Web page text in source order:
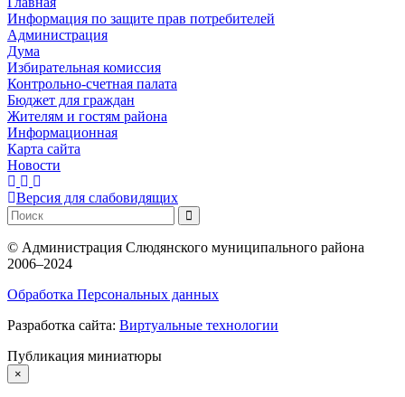
Информация по защите прав потребителей
Администрация
Дума
Избирательная комиссия
Контрольно-счетная палата
Бюджет для граждан
Жителям и гостям района
Информационная
Карта сайта
Новости
Версия для слабовидящих
© Администрация Слюдянского муниципального района
2006–2024
Обработка Персональных данных
Разработка сайта: Виртуальные технологии
Публикация миниатюры
×